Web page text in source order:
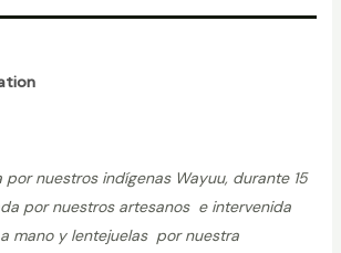
nuestros indígenas Wayuu, durante 15
por nuestros artesanos e intervenida
mano y lentejuelas por nuestra